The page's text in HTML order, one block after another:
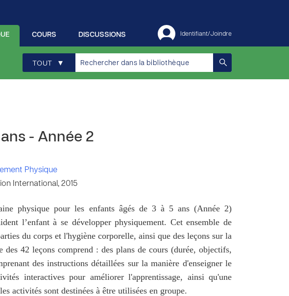
Identifiant/Joindre
DISCUSSIONS
COURS
TOUT ▾
- Année 2
Physique
International, 2015
physique pour les enfants âgés de 3 à 5 ans (Année 2)
l’enfant à se développer physiquement. Cet ensemble de
du corps et l'hygiène corporelle, ainsi que des leçons sur la
42 leçons comprend : des plans de cours (durée, objectifs,
des instructions détaillées sur la manière d'enseigner le
interactives pour améliorer l'apprentissage, ainsi qu'une
activités sont destinées à être utilisées en groupe.